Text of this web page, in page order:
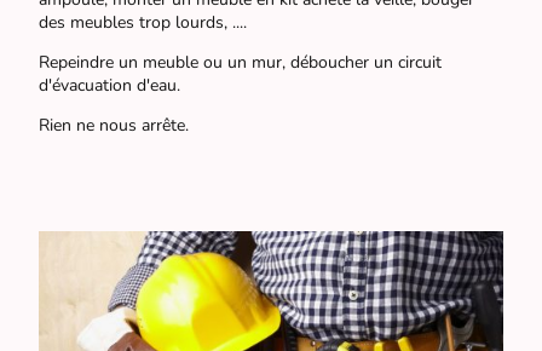
des meubles trop lourds, ....
Repeindre un meuble ou un mur, déboucher un circuit
d'évacuation d'eau.
Rien ne nous arrête.